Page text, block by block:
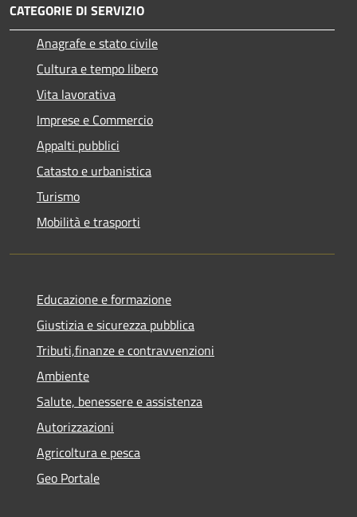
CATEGORIE DI SERVIZIO
Anagrafe e stato civile
Cultura e tempo libero
Vita lavorativa
Imprese e Commercio
Appalti pubblici
Catasto e urbanistica
Turismo
Mobilità e trasporti
Educazione e formazione
Giustizia e sicurezza pubblica
Tributi,finanze e contravvenzioni
Ambiente
Salute, benessere e assistenza
Autorizzazioni
Agricoltura e pesca
Geo Portale